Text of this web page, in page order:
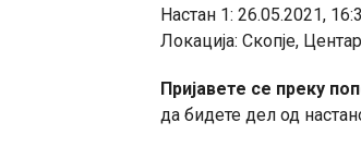
Настан 1: 26.05.2021,
Локација: Скопје,
Пријавете се преку
да бидете дел од